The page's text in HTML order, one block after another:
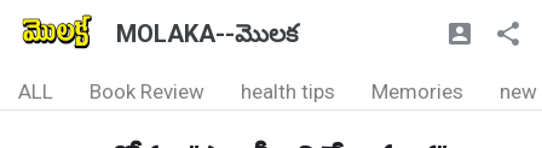
MOLAKA--మొలక
ALL Book Review health tips Memories new